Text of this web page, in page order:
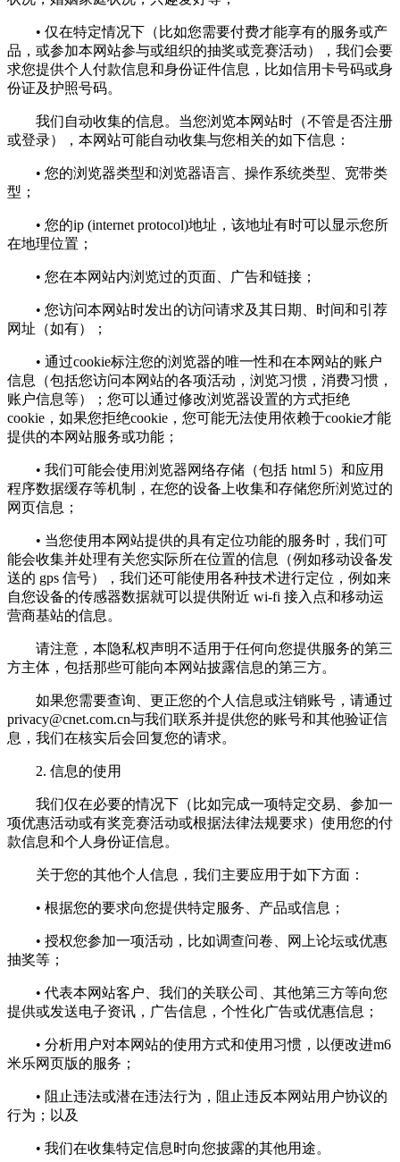
• 仅在特定情况下（比如您需要付费才能享有的服务或产
品，或参加本网站参与或组织的抽奖或竞赛活动），我们会要
求您提供个人付款信息和身份证件信息，比如信用卡号码或身
份证及护照号码。
我们自动收集的信息。当您浏览本网站时（不管是否注册
或登录），本网站可能自动收集与您相关的如下信息：
• 您的浏览器类型和浏览器语言、操作系统类型、宽带类
型；
• 您的ip (internet protocol)地址，该地址有时可以显示您所
在地理位置；
• 您在本网站内浏览过的页面、广告和链接；
• 您访问本网站时发出的访问请求及其日期、时间和引荐
网址（如有）；
• 通过cookie标注您的浏览器的唯一性和在本网站的账户
信息（包括您访问本网站的各项活动，浏览习惯，消费习惯，
账户信息等）；您可以通过修改浏览器设置的方式拒绝
cookie，如果您拒绝cookie，您可能无法使用依赖于cookie才能
提供的本网站服务或功能；
• 我们可能会使用浏览器网络存储（包括 html 5）和应用
程序数据缓存等机制，在您的设备上收集和存储您所浏览过的
网页信息；
• 当您使用本网站提供的具有定位功能的服务时，我们可
能会收集并处理有关您实际所在位置的信息（例如移动设备发
送的 gps 信号），我们还可能使用各种技术进行定位，例如来
自您设备的传感器数据就可以提供附近 wi-fi 接入点和移动运
营商基站的信息。
请注意，本隐私权声明不适用于任何向您提供服务的第三
方主体，包括那些可能向本网站披露信息的第三方。
如果您需要查询、更正您的个人信息或注销账号，请通过
privacy@cnet.com.cn与我们联系并提供您的账号和其他验证信
息，我们在核实后会回复您的请求。
2. 信息的使用
我们仅在必要的情况下（比如完成一项特定交易、参加一
项优惠活动或有奖竞赛活动或根据法律法规要求）使用您的付
款信息和个人身份证信息。
关于您的其他个人信息，我们主要应用于如下方面：
• 根据您的要求向您提供特定服务、产品或信息；
• 授权您参加一项活动，比如调查问卷、网上论坛或优惠
抽奖等；
• 代表本网站客户、我们的关联公司、其他第三方等向您
提供或发送电子资讯，广告信息，个性化广告或优惠信息；
• 分析用户对本网站的使用方式和使用习惯，以便改进m6
米乐网页版的服务；
• 阻止违法或潜在违法行为，阻止违反本网站用户协议的
行为；以及
• 我们在收集特定信息时向您披露的其他用途。